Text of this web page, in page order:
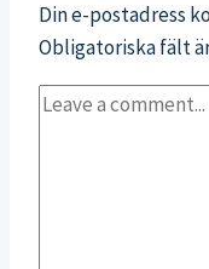
Din e-postadress
Obligatoriska fält